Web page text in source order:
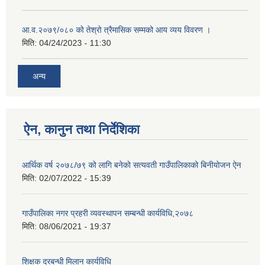
आ.व.२०७९/०८० को तेश्रो त्रैमासिक सम्मको आय व्यय विवरण ।
मिति: 04/24/2023 - 11:30
अन्य
ऐन, कानुन तथा निर्देशिका
आर्थिक वर्ष २०७८/७९ को लागि बनेको सत्यवती गाउँपालिकाको बिनीयोजन ऐन
मिति: 02/07/2022 - 15:39
गाउँपालिका नगर प्रहरी व्यवस्थापन सम्बन्धी कार्यविधि,२०७८
मिति: 08/06/2021 - 19:37
शिक्षक दरबन्धी मिलान कार्यविधि